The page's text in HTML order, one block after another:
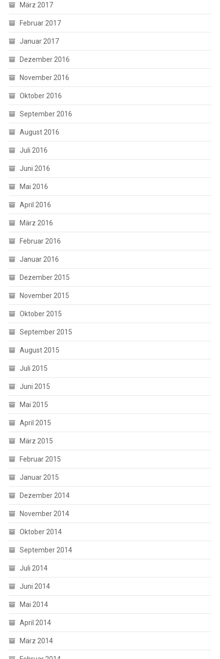
März 2017
Februar 2017
Januar 2017
Dezember 2016
November 2016
Oktober 2016
September 2016
August 2016
Juli 2016
Juni 2016
Mai 2016
April 2016
März 2016
Februar 2016
Januar 2016
Dezember 2015
November 2015
Oktober 2015
September 2015
August 2015
Juli 2015
Juni 2015
Mai 2015
April 2015
März 2015
Februar 2015
Januar 2015
Dezember 2014
November 2014
Oktober 2014
September 2014
Juli 2014
Juni 2014
Mai 2014
April 2014
März 2014